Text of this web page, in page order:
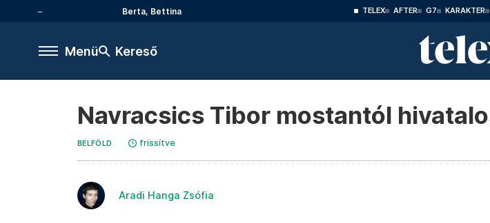
Berta, Bettina TELEX AFTER G7 KARAKTER
Menü Kereső
Navracsics Tibor mostantól
BELFÖLD frissítve
Aradi Hanga Zsófia